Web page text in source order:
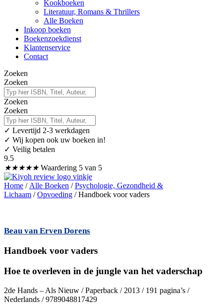
Kookboeken
Literatuur, Romans & Thrillers
Alle Boeken
Inkoop boeken
Boekenzoekdienst
Klantenservice
Contact
Zoeken
Zoeken
Zoeken
Zoeken
✓ Levertijd 2-3 werkdagen
✓ Wij kopen ook uw boeken in!
✓ Veilig betalen
9.5
★★★★★ Waardering 5 van 5
Home / Alle Boeken /Psychologie, Gezondheid &
Lichaam /Opvoeding / Handboek voor vaders
Beau van Erven Dorens
Handboek voor vaders
Hoe te overleven in de jungle van het vaderschap
2de Hands – Als Nieuw / Paperback / 2013 / 191 pagina’s /
Nederlands / 9789048817429